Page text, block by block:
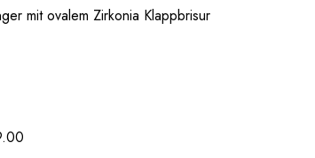
mit ovalem Zirkonia Klappbrisur